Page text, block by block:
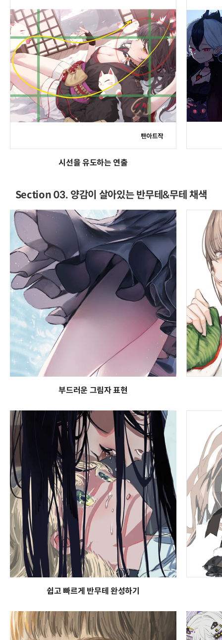
시선을 유도하는 연출
Section 03. 양감이 살아있는 반무테&무테 채색
부드러운 그림자 표현
쉽고 빠르게 반무테 완성하기